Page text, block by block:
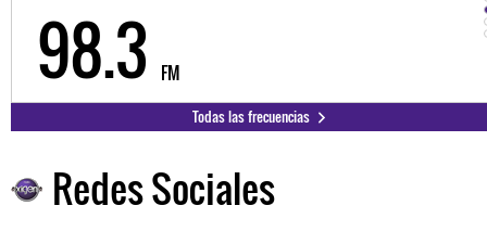
98.3 FM
Todas las frecuencias
Redes Sociales